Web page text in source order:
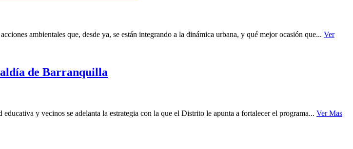
ambientales que, desde ya, se están integrando a la dinámica urbana, y qué mejor ocasión que... Ver
de Barranquilla
y vecinos se adelanta la estrategia con la que el Distrito le apunta a fortalecer el programa... Ver Mas